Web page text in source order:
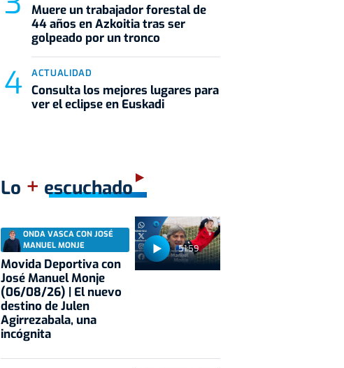
Muere un trabajador forestal de
44 años en Azkoitia tras ser
golpeado por un tronco
ACTUALIDAD
Consulta los mejores lugares para
ver el eclipse en Euskadi
Lo + escuchado
51:59
ONDA VASCA CON JOSÉ
MANUEL MONJE
Movida Deportiva con
José Manuel Monje
(06/08/26) | El nuevo
destino de Julen
Agirrezabala, una
incógnita